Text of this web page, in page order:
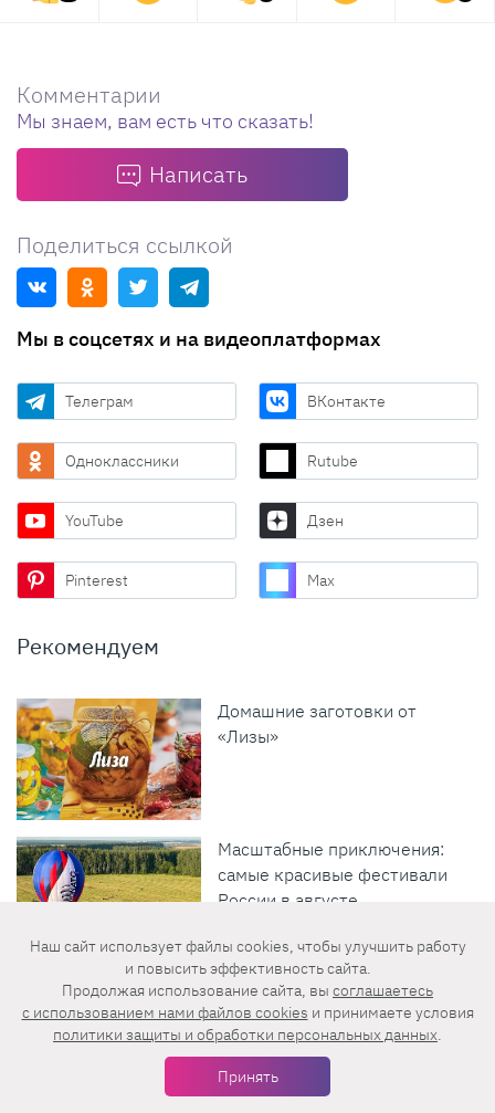
Комментарии
Мы знаем, вам есть что сказать!
Написать
Поделиться ссылкой
Мы в соцсетях и на видеоплатформах
Телеграм ВКонтакте
Одноклассники Rutube
YouTube Дзен
Pinterest Max
Рекомендуем
Домашние заготовки от
«Лизы»
Масштабные приключения:
самые красивые фестивали
России в августе
Отдохни вместе с «Лизой»
Наш сайт использует файлы cookies, чтобы улучшить работу
и повысить эффективность сайта.
Продолжая использование сайта, вы соглашаетесь
c использованием нами файлов cookies и принимаете условия
политики защиты и обработки персональных данных.
Принять